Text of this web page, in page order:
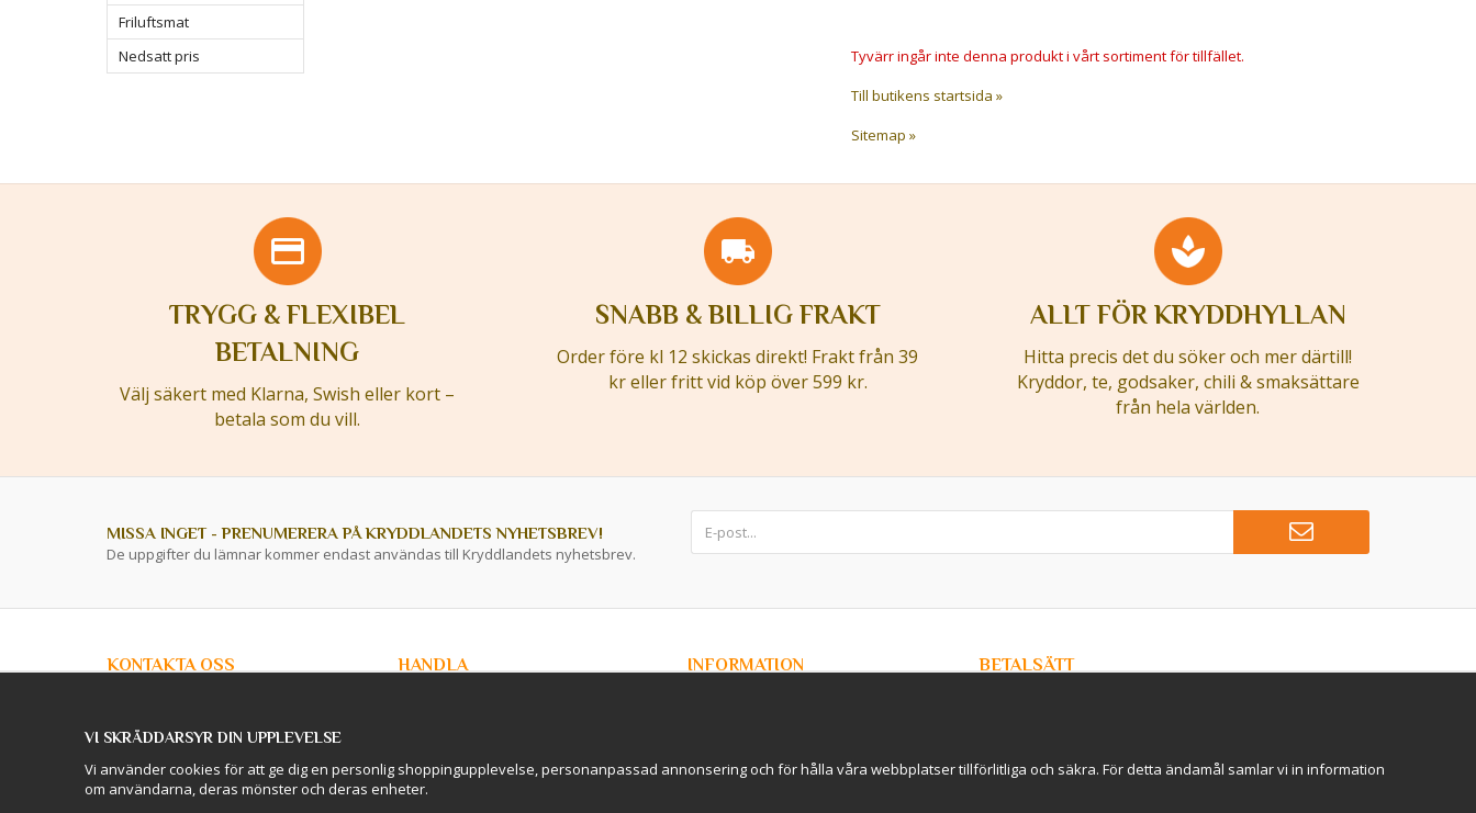
Friluftsmat
Nedsatt pris
Tyvärr ingår inte denna produkt i vårt sortiment för tillfället.
Till butikens startsida »
Sitemap »
TRYGG & FLEXIBEL
BETALNING
Välj säkert med Klarna, Swish eller kort –
betala som du vill.
SNABB & BILLIG FRAKT
Order före kl 12 skickas direkt! Frakt från 39
kr eller fritt vid köp över 599 kr.
ALLT FÖR KRYDDHYLLAN
Hitta precis det du söker och mer därtill!
Kryddor, te, godsaker, chili & smaksättare
från hela världen.
MISSA INGET - PRENUMERERA PÅ KRYDDLANDETS NYHETSBREV!
De uppgifter du lämnar kommer endast användas till Kryddlandets nyhetsbrev.
KONTAKTA OSS
Följ oss på Instagram!
HANDLA
Lagershop / Orderavhämtning i
Skellefteå
INFORMATION
International Shipping
BETALSÄTT
VI SKRÄDDARSYR DIN UPPLEVELSE
Vi använder cookies för att ge dig en personlig shoppingupplevelse, personanpassad annonsering och för hålla våra webbplatser tillförlitliga och säkra. För detta ändamål samlar vi in information
om användarna, deras mönster och deras enheter.